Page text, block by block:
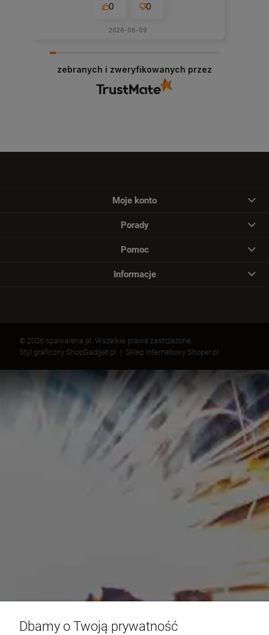
0 0
2026-06-09
zebranych i zweryfikowanych przez
Moje konto
Porady
Pomoc
Informacje
© 2026 spawarena.pl. Wszelkie prawa zastrzeżone.
Styl graficzny ShopGadget.pl
Sklep internetowy Shoper.pl
Dbamy o Twoją prywatność